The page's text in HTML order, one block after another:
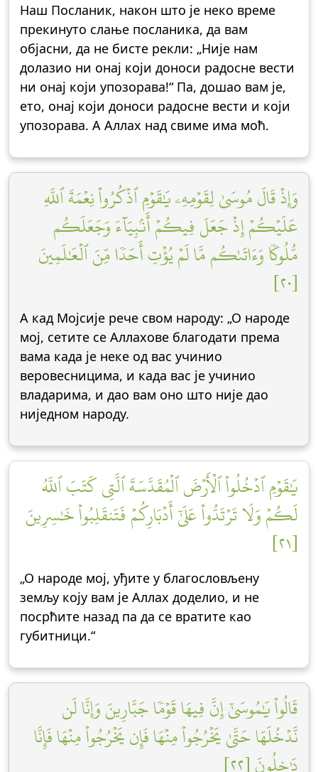
Наш Посланик, након што је неко време
прекинуто слање посланика, да вам
објасни, да не бисте рекли: „Није нам
долазио ни онај који доноси радосне вести
ни онај који упозорава!“ Па, дошао вам је,
ето, онај који доноси радосне вести и који
упозорава. А Аллах над свиме има моћ.
وَإِذۡ قَالَ مُوسَىٰ لِقَوۡمِهِۦ يَٰقَوۡمِ ٱذۡكُرُواْ نِعۡمَةَ ٱللَّهِ
عَلَيۡكُمۡ إِذۡ جَعَلَ فِيكُمۡ أَنۢبِيَآءَ وَجَعَلَكُم
مُّلُوكٗا وَءَاتَىٰكُم مَّا لَمۡ يُؤۡتِ أَحَدٗا مِّنَ ٱلۡعَٰلَمِينَ
[٢٠]
А кад Мојсије рече свом народу: „О народе
мој, сетите се Аллахове благодати према
вама када је неке од вас учинио
веровесницима, и када вас је учинио
владарима, и дао вам оно што није дао
ниједном народу.
يَٰقَوۡمِ ٱدۡخُلُواْ ٱلۡأَرۡضَ ٱلۡمُقَدَّسَةَ ٱلَّتِي كَتَبَ ٱللَّهُ
لَكُمۡ وَلَا تَرۡتَدُّواْ عَلَىٰٓ أَدۡبَارِكُمۡ فَتَنقَلِبُواْ خَٰسِرِينَ
[٢١]
„О народе мој, уђите у благословљену
земљу коју вам је Аллах доделио, и не
посрћите назад па да се вратите као
губитници.“
قَالُواْ يَٰمُوسَىٰٓ إِنَّ فِيهَا قَوۡمٗا جَبَّارِينَ وَإِنَّا لَن
نَّدۡخُلَهَا حَتَّىٰ يَخۡرُجُواْ مِنۡهَا فَإِن يَخۡرُجُواْ مِنۡهَا فَإِنَّا
دَٰخِلُونَ [٢٢]